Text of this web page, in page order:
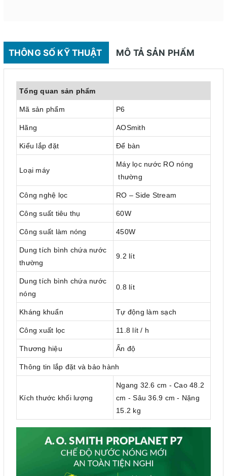
THÔNG SỐ KỸ THUẬT MÔ TẢ SẢN PHẨM
Tổng quan sản phẩm
Mã sản phẩm P6
Hãng AOSmith
Kiểu lắp đặt Để bàn
Loại máy
Máy lọc nước RO nóng
thường
Công nghệ lọc RO – Side Stream
Công suất tiêu thụ 60W
Công suất làm nóng 450W
Dung tích bình chứa nước
thường
9.2 lít
Dung tích bình chứa nước
nóng
0.8 lít
Kháng khuẩn Tự động làm sạch
Công xuất lọc 11.8 lít / h
Thương hiệu Ấn độ
Thông tin lắp đặt và bảo hành
Kích thước khối lượng
Ngang 32.6 cm - Cao 48.2
cm - Sâu 36.9 cm - Nặng
15.2 kg